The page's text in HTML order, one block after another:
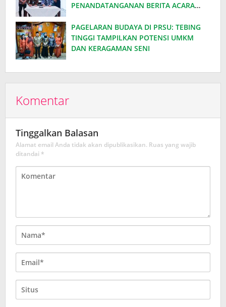
PENANDATANGANAN BERITA ACARA
RATUSAN JUTA PER BULAN
PAGELARAN BUDAYA DI PRSU: TEBING
TINGGI TAMPILKAN POTENSI UMKM
DAN KERAGAMAN SENI
Komentar
Tinggalkan Balasan
Alamat email Anda tidak akan dipublikasikan. Ruas yang wajib
ditandai *